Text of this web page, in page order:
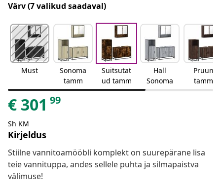
Värv(7 valikud saadaval)
Must
Sonoma
tamm
Suitsutat
ud tamm
Hall
Sonoma
Pruun
tamm
€ 301 99
Sh KM
Kirjeldus
Stiilne vannitoamööbli komplekt on suurepärane lisa
teie vannituppa, andes sellele puhta ja silmapaistva
välimuse!